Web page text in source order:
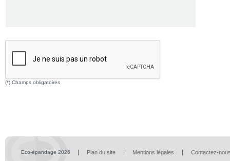
(*) Champs obligatoires
Eco-épandage 2026 Plan du site Mentions légales Contactez-